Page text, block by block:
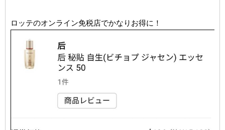
ロッテのオンライン免税店でかなりお得に！